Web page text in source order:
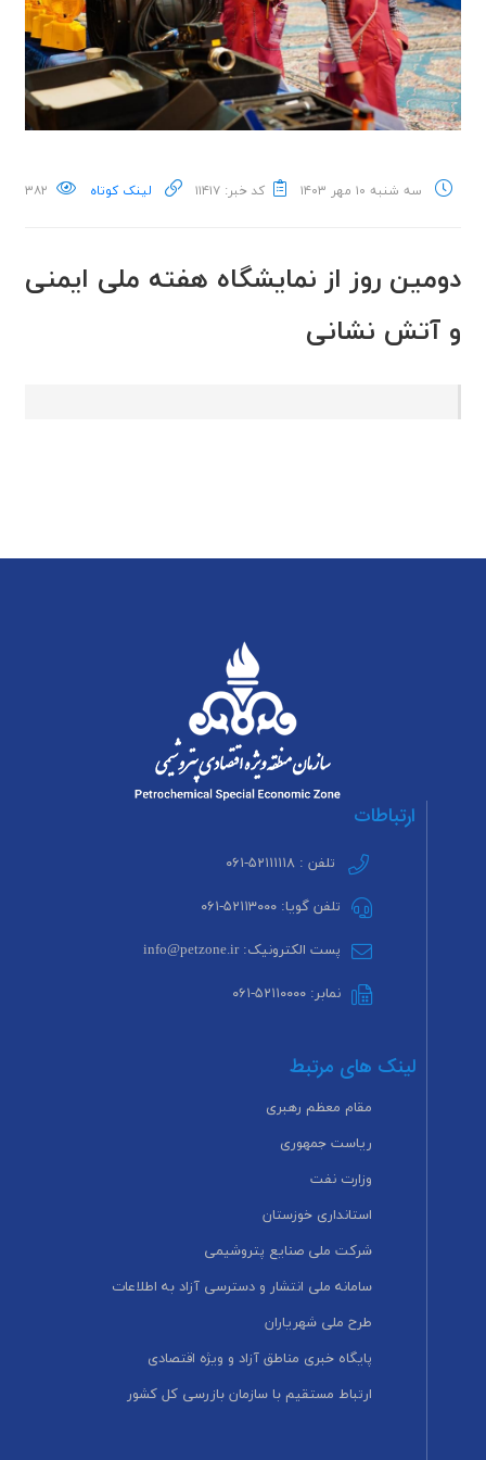
سه شنبه ۱۰ مهر ۱۴۰۳ کد خبر: ۱۱۴۱۷ لینک کوتاه ۳۸۲
دومین روز از نمایشگاه هفته ملی ایمنی
و آتش نشانی
ارتباطات
تلفن : ۵۲۱۱۱۱۱۸-۰۶۱
تلفن گویا: ۵۲۱۱۳۰۰۰-۰۶۱
پست الکترونیک: info@petzone.ir
نمابر: ۵۲۱۱۰۰۰۰-۰۶۱
لینک های مرتبط
مقام معظم رهبری
ریاست جمهوری
وزارت نفت
استانداری خوزستان
شرکت ملی صنایع پتروشیمی
سامانه ملی انتشار و دسترسی آزاد به اطلاعات
طرح ملی شهریاران
پایگاه خبری مناطق آزاد و ویژه اقتصادی
ارتباط مستقیم با سازمان بازرسی کل کشور